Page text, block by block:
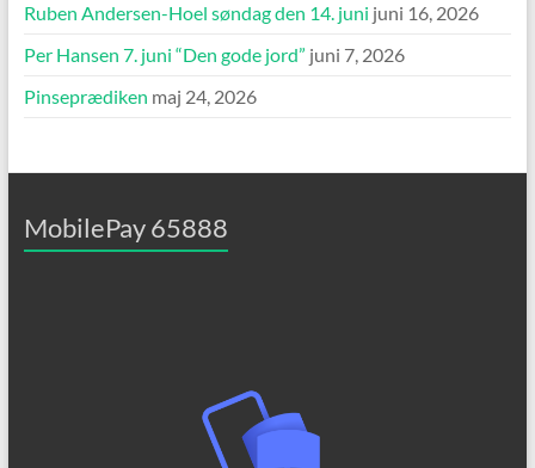
Ruben Andersen-Hoel søndag den 14. juni juni 16, 2026
Per Hansen 7. juni “Den gode jord” juni 7, 2026
Pinseprædiken maj 24, 2026
MobilePay 65888